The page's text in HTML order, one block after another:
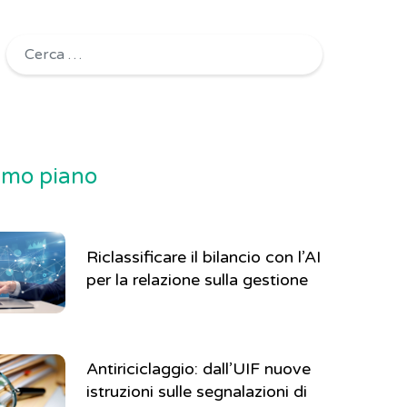
Ricerca per:
piano
Riclassificare il bilancio con l’AI
per la relazione sulla gestione
Antiriciclaggio: dall’UIF nuove
istruzioni sulle segnalazioni di